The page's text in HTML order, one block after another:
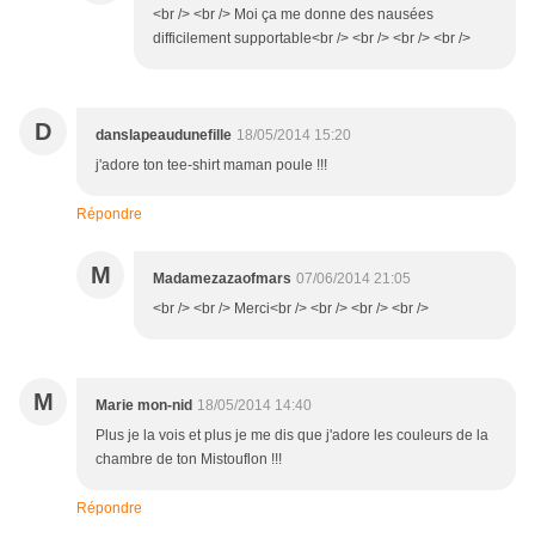
<br /> <br /> Moi ça me donne des nausées
difficilement supportable<br /> <br /> <br /> <br />
D danslapeaudunefille 18/05/2014 15:20
j'adore ton tee-shirt maman poule !!!
Répondre
M Madamezazaofmars 07/06/2014 21:05
<br /> <br /> Merci<br /> <br /> <br /> <br />
M Marie mon-nid 18/05/2014 14:40
Plus je la vois et plus je me dis que j'adore les couleurs de la
chambre de ton Mistouflon !!!
Répondre